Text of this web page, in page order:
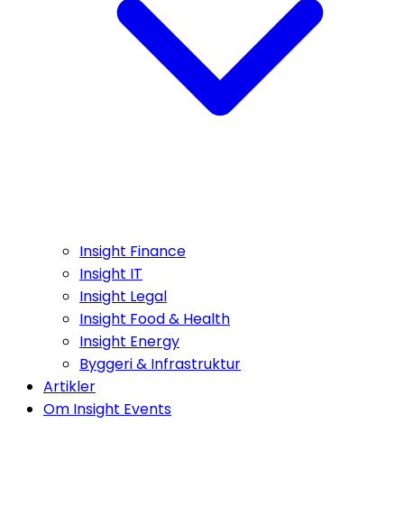
Insight Finance
Insight IT
Insight Legal
Insight Food & Health
Insight Energy
Byggeri & Infrastruktur
Artikler
Om Insight Events